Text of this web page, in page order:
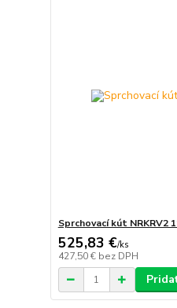
Sprchovací kút NRKRV2
525,83 €/ks
427,50 € bez DPH